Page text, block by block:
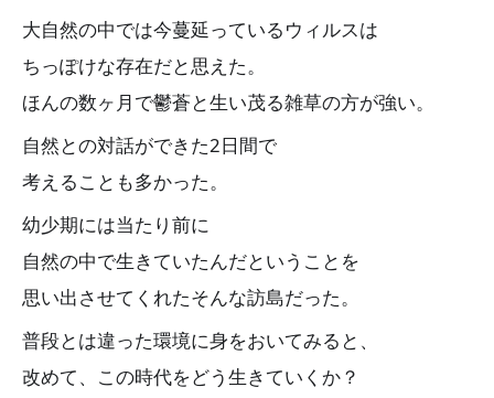
大自然の中では今蔓延っているウィルスは
ちっぽけな存在だと思えた。
ほんの数ヶ月で鬱蒼と生い茂る雑草の方が強い。
自然との対話ができた2日間で
考えることも多かった。
幼少期には当たり前に
自然の中で生きていたんだということを
思い出させてくれたそんな訪島だった。
普段とは違った環境に身をおいてみると、
改めて、この時代をどう生きていくか？